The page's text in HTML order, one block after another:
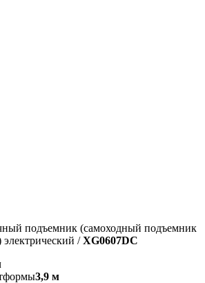
подъемник (самоходный подъемник
электрический /XG0607DC
3,9 м